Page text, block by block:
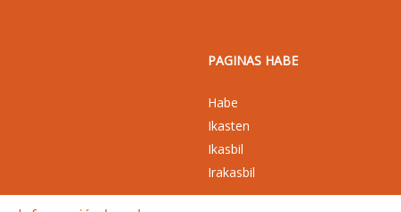
PAGINAS HABE
Habe
Ikasten
Ikasbil
Irakasbil